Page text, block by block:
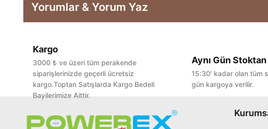
Yorumlar & Yorum Yaz
Kargo
3000 ₺ ve üzeri tüm perakende
siparişlerinizde geçerli ücretsiz
kargo.Toptan Satışlarda Kargo Bedeli
Bayilerimize Aittir.
Aynı Gün
15:30' kadar olan tüm
gün kargoya verilir.